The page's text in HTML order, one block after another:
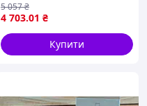
дорогах загального
використання, PK32D-2,
для авто із
4 703.01 ₴
5 057₴
Купити